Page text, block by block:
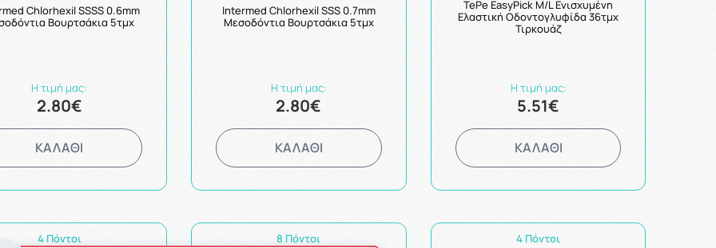
Chlorhexil SSSS 0.6mm
Βουρτσάκια 5τμχ
Η τιμή μας:
2.80€
ΚΑΛΑΘΙ
Intermed Chlorhexil SSS 0.7mm
Μεσοδόντια Βουρτσάκια 5τμχ
Η τιμή μας:
2.80€
ΚΑΛΑΘΙ
TePe EasyPick M/L Ενισχυμένη
Ελαστική Οδοντογλυφίδα 36τμχ
Τιρκουάζ
Η τιμή μας:
5.51€
ΚΑΛΑΘΙ
4 Πόντοι 8 Πόντοι 4 Πόντοι